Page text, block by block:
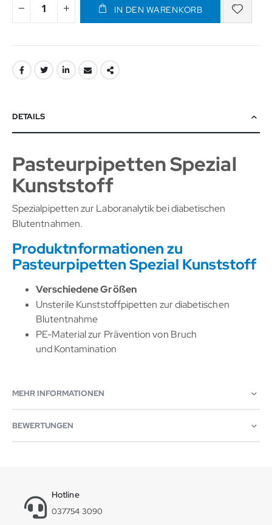
IN DEN WARENKORB
DETAILS
Pasteurpipetten Spezial
Kunststoff
Spezialpipetten zur Laboranalytik bei diabetischen
Blutentnahmen.
Produktnformationen zu
Pasteurpipetten Spezial Kunststoff
Verschiedene Größen
Unsterile Kunststoffpipetten zur diabetischen
Blutentnahme
PE-Material zur Prävention von Bruch
und Kontamination
MEHR INFORMATIONEN
BEWERTUNGEN
Hotline
037754 3090